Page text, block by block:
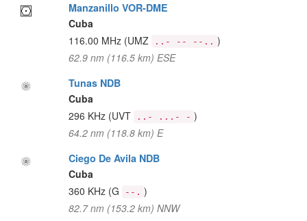
Manzanillo VOR-DME
Cuba
116.00 MHz (UMZ ..- -- --.. )
62.9 nm (116.5 km) ESE
Tunas NDB
Cuba
296 KHz (UVT ..- ...- - )
64.2 nm (118.8 km) E
Ciego De Avila NDB
Cuba
360 KHz (G --. )
82.7 nm (153.2 km) NNW